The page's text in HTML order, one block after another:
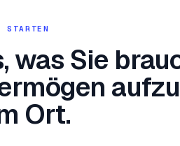
STARTEN
was Sie
Ort.